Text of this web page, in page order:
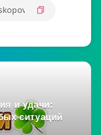
и удачи:
ситуаций